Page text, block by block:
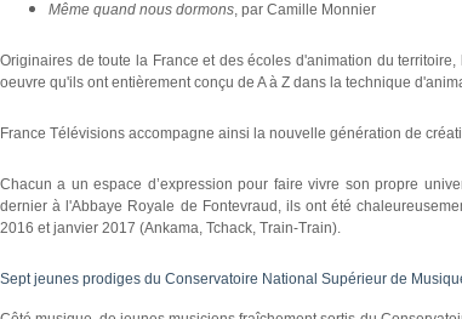
Même quand nous dormons, par Camille Monnier
Originaires de toute la France et des écoles d'animation du
oeuvre qu'ils ont entièrement conçu de A à Z dans la technique
France Télévisions accompagne ainsi la nouvelle génération de
Chacun a un espace d’expression pour faire vivre son propre
dernier à l'Abbaye Royale de Fontevraud, ils ont été
2016 et janvier 2017 (Ankama, Tchack, Train-Train).
Sept jeunes prodiges du Conservatoire National Supérieur de